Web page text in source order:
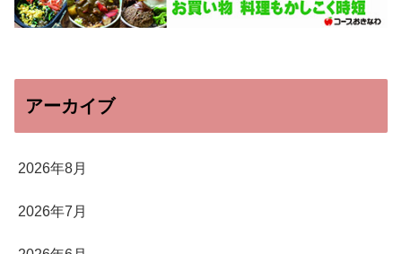
アーカイブ
2026年8月
2026年7月